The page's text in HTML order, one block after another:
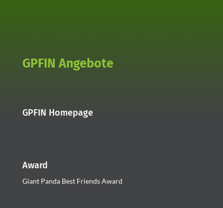
GPFIN Angebote
GPFIN Homepage
Award
Giant Panda Best Friends Award